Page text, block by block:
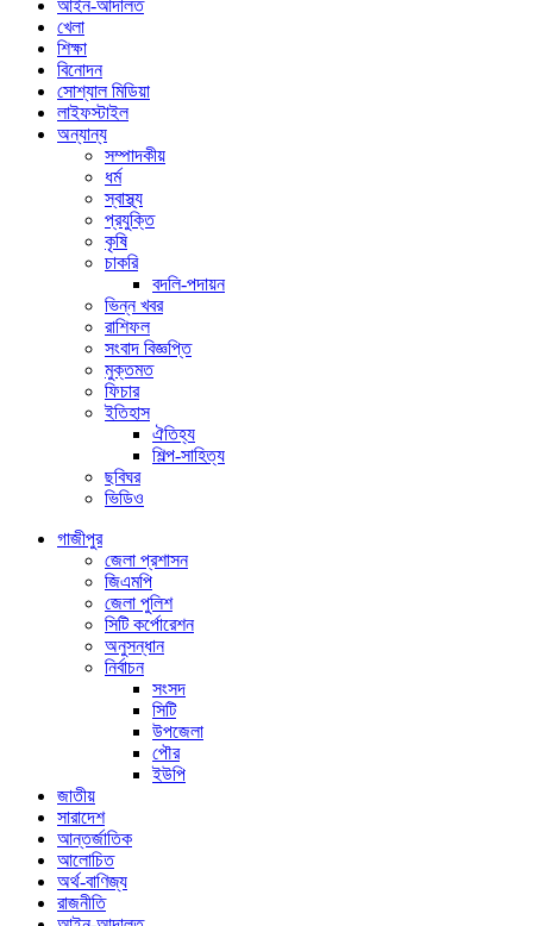
আইন-আদালত
খেলা
শিক্ষা
বিনোদন
সোশ্যাল মিডিয়া
লাইফস্টাইল
অন্যান্য
সম্পাদকীয়
ধর্ম
স্বাস্থ্য
প্রযুক্তি
কৃষি
চাকরি
বদলি-পদায়ন
ভিন্ন খবর
রাশিফল
সংবাদ বিজ্ঞপ্তি
মুক্তমত
ফিচার
ইতিহাস
ঐতিহ্য
শিল্প-সাহিত্য
ছবিঘর
ভিডিও
গাজীপুর
জেলা প্রশাসন
জিএমপি
জেলা পুলিশ
সিটি কর্পোরেশন
অনুসন্ধান
নির্বাচন
সংসদ
সিটি
উপজেলা
পৌর
ইউপি
জাতীয়
সারাদেশ
আন্তর্জাতিক
আলোচিত
অর্থ-বাণিজ্য
রাজনীতি